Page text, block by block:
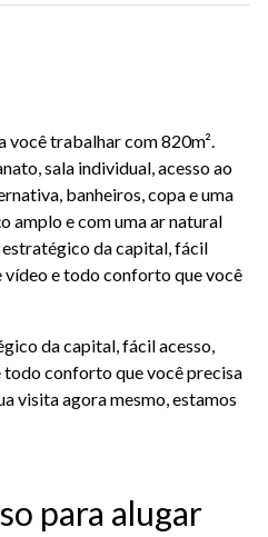
você trabalhar com 820m².
sala individual, acesso ao
banheiros, copa e uma
amplo e com uma ar natural
da capital, fácil
vídeo e todo conforto que você
da capital, fácil acesso,
todo conforto que você precisa
visita agora mesmo, estamos
para alugar